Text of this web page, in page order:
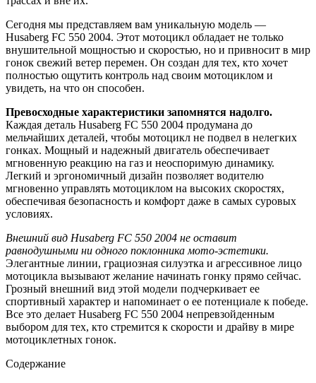
Сегодня мы представляем вам уникальную модель —
Husaberg FC 550 2004. Этот мотоцикл обладает не только
внушительной мощностью и скоростью, но и привносит в мир
гонок свежий ветер перемен. Он создан для тех, кто хочет
полностью ощутить контроль над своим мотоциклом и
увидеть, на что он способен.
Превосходные характеристики запомнятся надолго.
Каждая деталь Husaberg FC 550 2004 продумана до
мельчайших деталей, чтобы мотоцикл не подвел в нелегких
гонках. Мощный и надежный двигатель обеспечивает
мгновенную реакцию на газ и неоспоримую динамику.
Легкий и эргономичный дизайн позволяет водителю
мгновенно управлять мотоциклом на высоких скоростях,
обеспечивая безопасность и комфорт даже в самых суровых
условиях.
Внешний вид Husaberg FC 550 2004 не оставит
равнодушными ни одного поклонника мото-эстетики.
Элегантные линии, грациозная силуэтка и агрессивное лицо
мотоцикла вызывают желание начинать гонку прямо сейчас.
Грозный внешний вид этой модели подчеркивает ее
спортивный характер и напоминает о ее потенциале к победе.
Все это делает Husaberg FC 550 2004 непревзойденным
выбором для тех, кто стремится к скорости и драйву в мире
мотоциклетных гонок.
Содержание